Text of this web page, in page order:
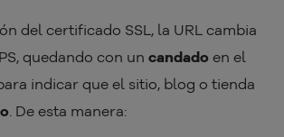
del certificado SSL, la URL cambia
quedando con un candado en el
indicar que el sitio, blog o tienda
. De esta manera: